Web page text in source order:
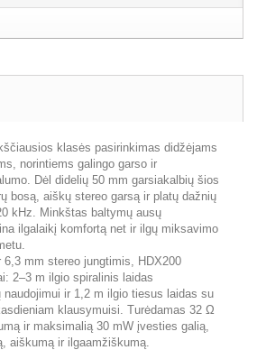
klasės pasirinkimas didžėjams
norintiems galingo garso ir
Dėl didelių 50 mm garsiakalbių šios
bosą, aiškų stereo garsą ir platų dažnių
kHz. Minkštas baltymų ausų
ilgalaikį komfortą net ir ilgų miksavimo
mm stereo jungtimis, HDX200
2–3 m ilgio spiralinis laidas
naudojimui ir 1,2 m ilgio tiesus laidas su
klausymuisi. Turėdamas 32 Ω
ir maksimalią 30 mW įvesties galią,
aiškumą ir ilgaamžiškumą.